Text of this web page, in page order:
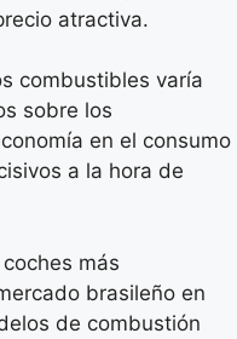
atractiva.
combustibles varía
sobre los
en el consumo
a la hora de
más
brasileño en
de combustión